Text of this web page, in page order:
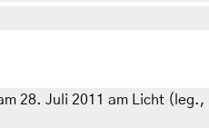
28. Juli 2011 am Licht